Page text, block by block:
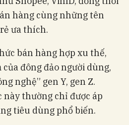
hàng cùng những tên
ưa thích.
bán hàng hợp xu thế,
đông đảo người dùng,
nghệ” gen Y, gen Z.
thường chỉ được áp
tiêu dùng phổ biến.